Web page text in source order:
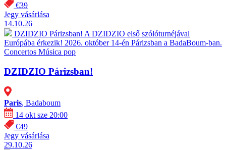
€39
Jegy vásárlása
14.10.26
DZIDZIO Párizsban! A DZIDZIO első szólóturnéjával
Európába érkezik! 2026. október 14-én Párizsban a BadaBoum-ban.
Concertos Música pop
DZIDZIO Párizsban!
Paris, Badaboum
14 okt sze 20:00
€49
Jegy vásárlása
29.10.26